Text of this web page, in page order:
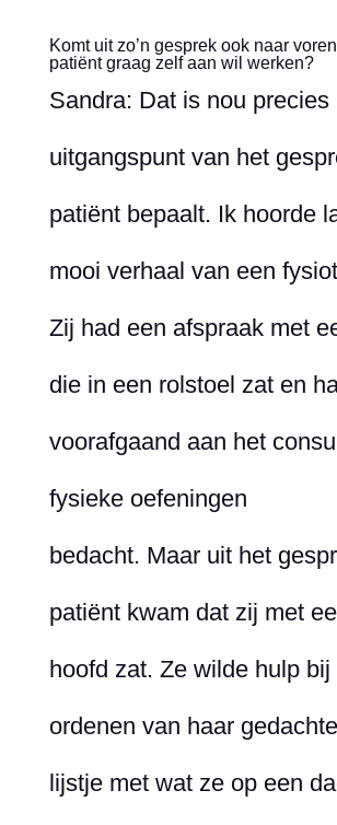
Komt uit zo’n gesprek ook naar
patiënt graag zelf aan wil werken?
Sandra: Dat is nou precies
uitgangspunt van het
patiënt bepaalt. Ik hoorde
mooi verhaal van een
Zij had een afspraak met
die in een rolstoel zat en
voorafgaand aan het
fysieke oefeningen
bedacht. Maar uit het
patiënt kwam dat zij met
hoofd zat. Ze wilde hulp bij
ordenen van haar
lijstje met wat ze op een